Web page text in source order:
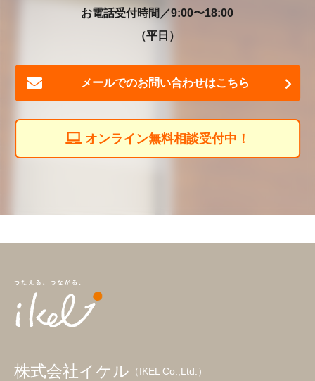
お電話受付時間／9:00〜18:00
（平日）
メールでのお問い合わせはこちら
オンライン無料相談受付中！
株式会社イケル （IKEL Co.,Ltd.）